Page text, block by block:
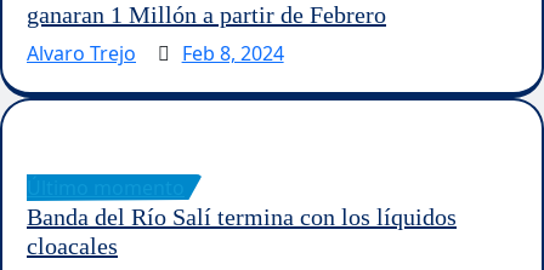
ganaran 1 Millón a partir de Febrero
Alvaro Trejo
Feb 8, 2024
Banda del Río Salí termina con los líquidos
cloacales